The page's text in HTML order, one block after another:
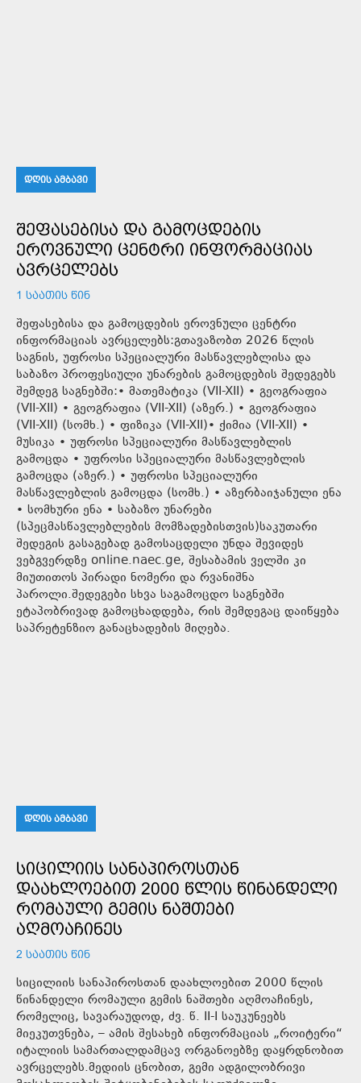
ᲓᲦᲘᲡ ᲐᲛᲑᲐᲕᲘ
ᲨᲔᲤᲐᲡᲔᲑᲘᲡᲐ ᲓᲐ ᲒᲐᲛᲝᲪᲓᲔᲑᲘᲡ
ᲔᲠᲝᲕᲜᲣᲚᲘ ᲪᲔᲜᲢᲠᲘ ᲘᲜᲤᲝᲠᲛᲐᲪᲘᲐᲡ
ᲐᲕᲠᲪᲔᲚᲔᲑᲡ
1 ᲡᲐᲐᲗᲘᲡ ᲬᲘᲜ
შეფასებისა და გამოცდების ეროვნული ცენტრი
ინფორმაციას ავრცელებს:გთავაზობთ 2026 წლის
საგნის, უფროსი სპეციალური მასწავლებლისა და
საბაზო პროფესიული უნარების გამოცდების შედეგებს
შემდეგ საგნებში:• მათემატიკა (VII-XII) • გეოგრაფია
(VII-XII) • გეოგრაფია (VII-XII) (აზერ.) • გეოგრაფია
(VII-XII) (სომხ.) • ფიზიკა (VII-XII)• ქიმია (VII-XII) •
მუსიკა • უფროსი სპეციალური მასწავლებლის
გამოცდა • უფროსი სპეციალური მასწავლებლის
გამოცდა (აზერ.) • უფროსი სპეციალური
მასწავლებლის გამოცდა (სომხ.) • აზერბაიჯანული ენა
• სომხური ენა • საბაზო უნარები
(სპეცმასწავლებლების მომზადებისთვის)საკუთარი
შედეგის გასაგებად გამოსაცდელი უნდა შევიდეს
ვებგვერდზე online.naec.ge, შესაბამის ველში კი
მიუთითოს პირადი ნომერი და რვანიშნა
პაროლი.შედეგები სხვა საგამოცდო საგნებში
ეტაპობრივად გამოცხადდება, რის შემდეგაც დაიწყება
საპრეტენზიო განაცხადების მიღება.
ᲓᲦᲘᲡ ᲐᲛᲑᲐᲕᲘ
ᲡᲘᲪᲘᲚᲘᲘᲡ ᲡᲐᲜᲐᲞᲘᲠᲝᲡᲗᲐᲜ
ᲓᲐᲐᲮᲚᲝᲔᲑᲘᲗ 2000 ᲬᲚᲘᲡ ᲬᲘᲜᲐᲜᲓᲔᲚᲘ
ᲠᲝᲛᲐᲣᲚᲘ ᲒᲔᲛᲘᲡ ᲜᲐᲨᲗᲔᲑᲘ
ᲐᲦᲛᲝᲐᲩᲘᲜᲔᲡ
2 ᲡᲐᲐᲗᲘᲡ ᲬᲘᲜ
სიცილიის სანაპიროსთან დაახლოებით 2000 წლის
წინანდელი რომაული გემის ნაშთები აღმოაჩინეს,
რომელიც, სავარაუდოდ, ძვ. წ. II-I საუკუნეებს
მიეკუთვნება, – ამის შესახებ ინფორმაციას „როიტერი“
იტალიის სამართალდამცავ ორგანოებზე დაყრდნობით
ავრცელებს.მედიის ცნობით, გემი ადგილობრივი